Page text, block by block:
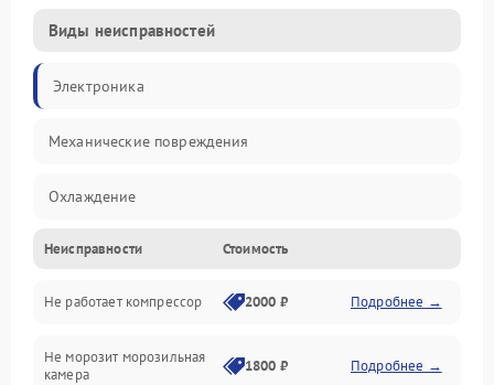
Виды неисправностей
Электроника
Механические повреждения
Охлаждение
Механика
Электропитание
Дренаж
Неисправности Стоимость
Не работает компрессор 2000 ₽ Подробнее →
Не морозит морозильная
камера
1800 ₽ Подробнее →